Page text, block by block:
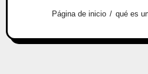
Página de inicio qué es